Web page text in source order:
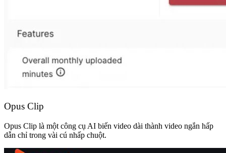
Opus Clip
Opus Clip là một công cụ AI biến video dài thành video ngắn hấp
dẫn chỉ trong vài cú nhấp chuột.